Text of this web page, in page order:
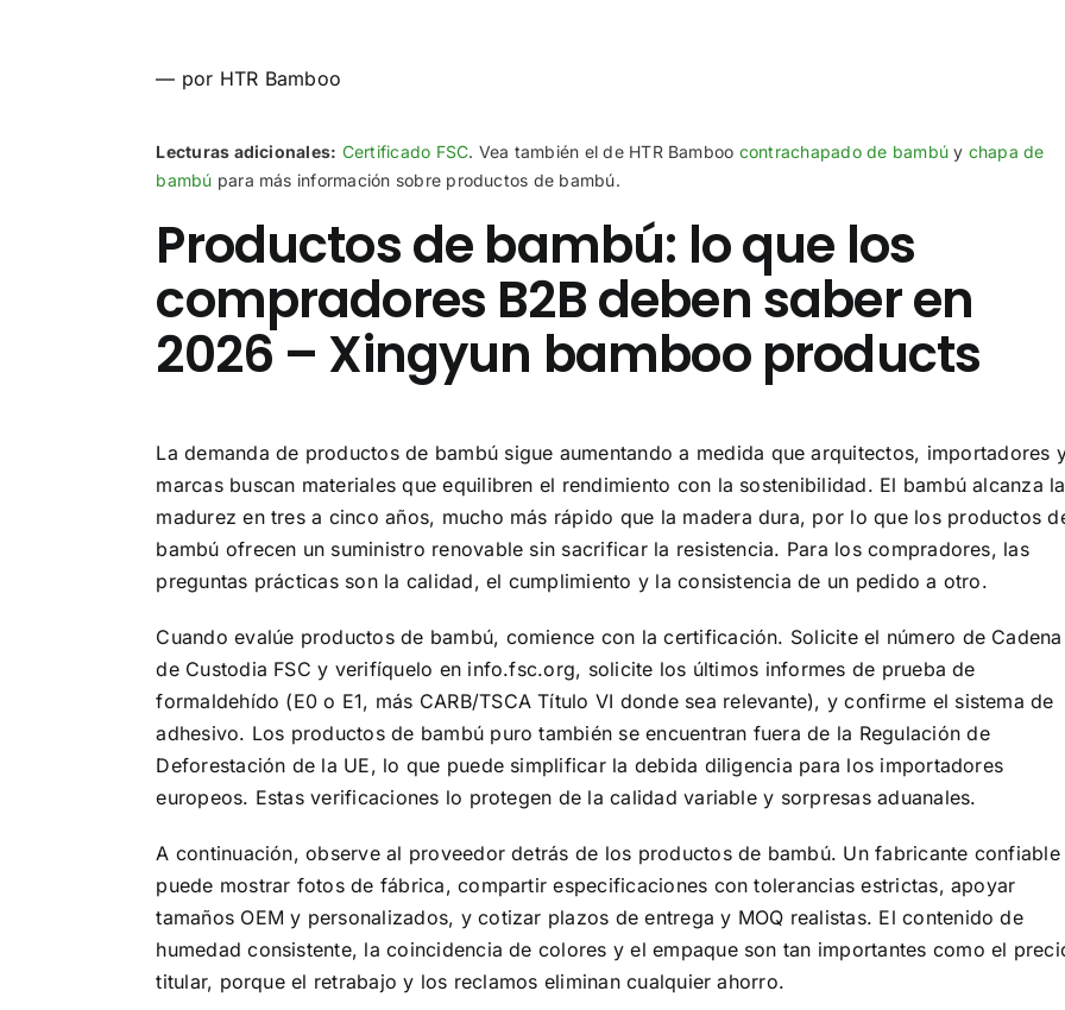
— por HTR Bamboo
Lecturas adicionales: Certificado FSC. Vea también el de HTR Bamboo contrachapado de bambúy chapa de
bambú para más información sobre productos de bambú.
Productos de bambú: lo que los
compradores B2B deben saber en
2026 – Xingyun bamboo products
La demanda de productos de bambú sigue aumentando a medida que arquitectos, importadores
marcas buscan materiales que equilibren el rendimiento con la sostenibilidad. El bambú alcanza la
madurez en tres a cinco años, mucho más rápido que la madera dura, por lo que los productos
bambú ofrecen un suministro renovable sin sacrificar la resistencia. Para los compradores, las
preguntas prácticas son la calidad, el cumplimiento y la consistencia de un pedido a otro.
Cuando evalúe productos de bambú, comience con la certificación. Solicite el número de Cadena
de Custodia FSC y verifíquelo en info.fsc.org, solicite los últimos informes de prueba de
formaldehído (E0 o E1, más CARB/TSCA Título VI donde sea relevante), y confirme el sistema de
adhesivo. Los productos de bambú puro también se encuentran fuera de la Regulación de
Deforestación de la UE, lo que puede simplificar la debida diligencia para los importadores
europeos. Estas verificaciones lo protegen de la calidad variable y sorpresas aduanales.
A continuación, observe al proveedor detrás de los productos de bambú. Un fabricante confiable
puede mostrar fotos de fábrica, compartir especificaciones con tolerancias estrictas, apoyar
tamaños OEM y personalizados, y cotizar plazos de entrega y MOQ realistas. El contenido de
humedad consistente, la coincidencia de colores y el empaque son tan importantes como el
titular, porque el retrabajo y los reclamos eliminan cualquier ahorro.